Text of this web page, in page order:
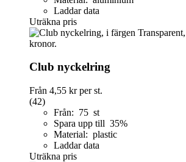
Laddar data
Uträkna pris
Club nyckelring
Från 4,55 krper st.
(42)
Från: 75 st
Spara upp till 35%
Material: plastic
Laddar data
Uträkna pris